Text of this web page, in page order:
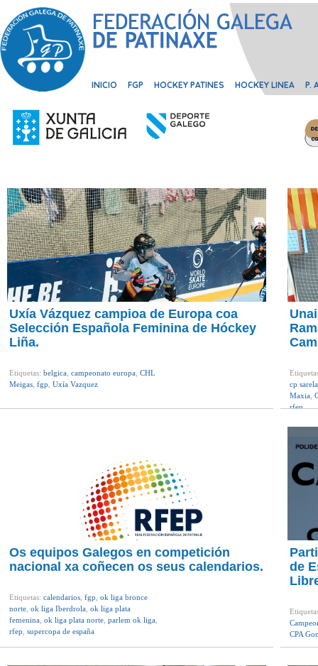
INICIO FGP HOCKEY PATINES HOCKEY LINEA P.
Uxía Vázquez campioa de Europa coa
Selección Española Feminina de Hóckey
Liña.
Etiquetas: belgica campeonato europa CHL
Meigas fgp Uxía Vazquez
cp sarela
Maxia
rfep
Os equipos Galegos en competición
nacional xa coñecen os seus calendarios.
Etiquetas: calendarios fgp ok liga bronce
norte ok liga Iberdrola ok liga plata
femenina ok liga plata norte parlem ok liga
rfep supercopa de españa
de
CPA